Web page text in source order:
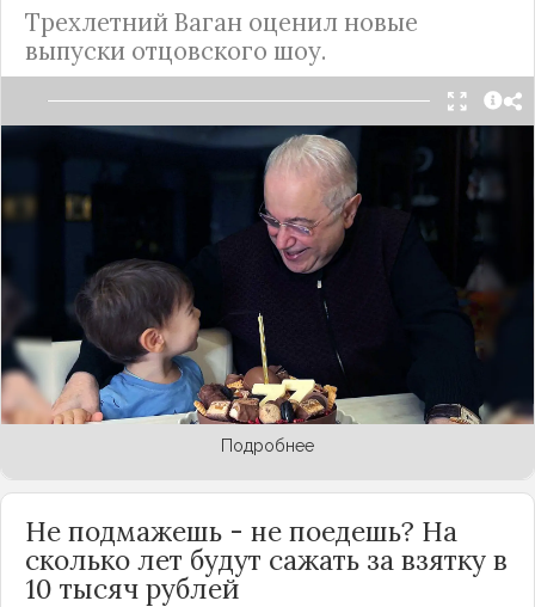
Трехлетний Ваган оценил новые
выпуски отцовского шоу.
Ваган Петросян проявляет явный интерес к тому,
что делает на экране его знаменитый отец.
Евгений Петросян опубликовал видео, где
вместе с маленьким наследником смотрит
новые выпуски своей телепрограммы «Петросян
шоу». Отец обнял малыша, а тот с огромным
интересом наблюдает за тем, как выступает его
папа. Жена Петросяна Татьяна Брухунова в
соцсетях дала пояснения, что это и другие
трогательные сюжеты сняла недавно в Сочи.
Подробнее
Не подмажешь - не поедешь? На
сколько лет будут сажать за взятку в
10 тысяч рублей